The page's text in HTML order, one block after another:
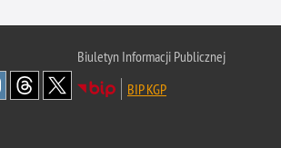
Biuletyn Informacji Publicznej
BIP KGP